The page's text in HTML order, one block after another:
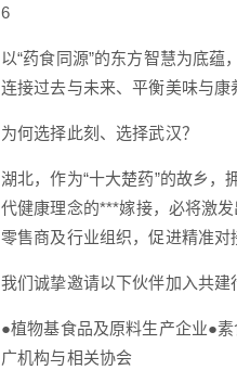
6
以“药食同源”的东方智慧为底
连接过去与未来、平衡美味与康
为何选择此刻、选择武汉？
湖北，作为“十大楚药”的故乡
代健康理念的***嫁接，必将激
零售商及行业组织，促进精准对
我们诚挚邀请以下伙伴加入共建
●植物基食品及原料生产企业●
广机构与相关协会